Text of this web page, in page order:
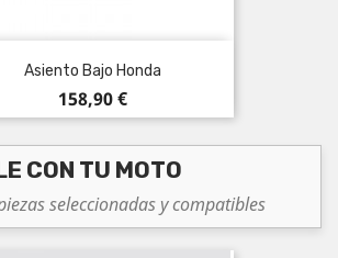
Asiento Bajo Honda
Precio
158,90 €
CON TU MOTO
seleccionadas y compatibles